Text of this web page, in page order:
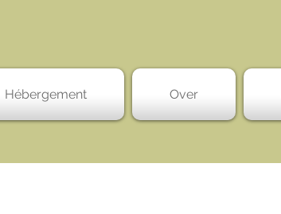
Hébergement Over